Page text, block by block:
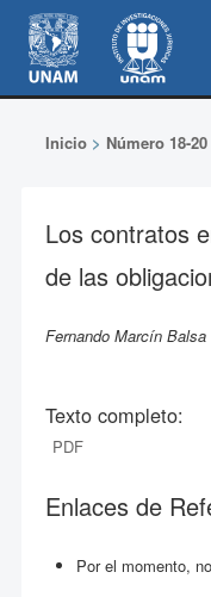
Inicio> Número 18-20
Los contratos
de las
Fernando Marcín Balsa
Texto completo:
PDF
Enlaces de
Por el momento,